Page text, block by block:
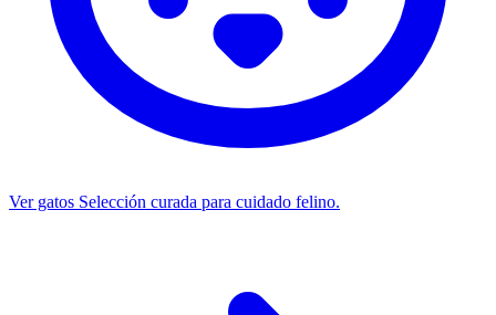
Ver gatos Selección curada para cuidado felino.